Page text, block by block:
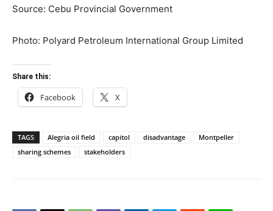
Source: Cebu Provincial Government
Photo: Polyard Petroleum International Group Limited
Share this:
Facebook X
TAGS Alegria oil field capitol disadvantage
Montpeller
sharing schemes
stakeholders